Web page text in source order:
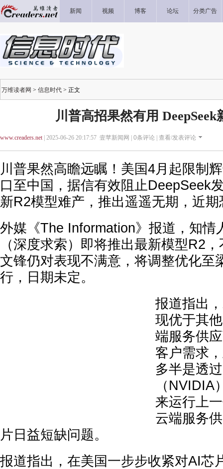
新闻 视频 博客 论坛 分类广告
万维读者网 > 信息时代 > 正文
川普高招果然有用 DeepSeek
www.creaders.net| 2025-06-26 20:17:57 壹苹新闻网 | 0条评论 | 查看/发表评论
川普果然高瞻远瞩！美国4月起限制
口至中国，据信有效阻止DeepSeek
新R2模型难产，推出遥遥无期，近
外媒《The Information》报道，知情
（深度求索）即将推出最新模型R2
文锋仍对表现不满意，将调整优化至
行，日期未定。
报道指出
现优于其
端服务供
客户需求
多半是透
（NVIDIA
来运行上
云端服务
片日益短缺问题。
报道指出，在美国一步步收紧对AI芯